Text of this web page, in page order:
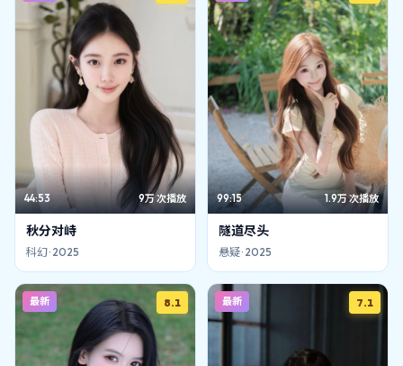
44:53 9万次播放
秋分对峙
科幻· 2025
99:15 1.9万次播放
隧道尽头
悬疑· 2025
最新 8.1 最新 7.1